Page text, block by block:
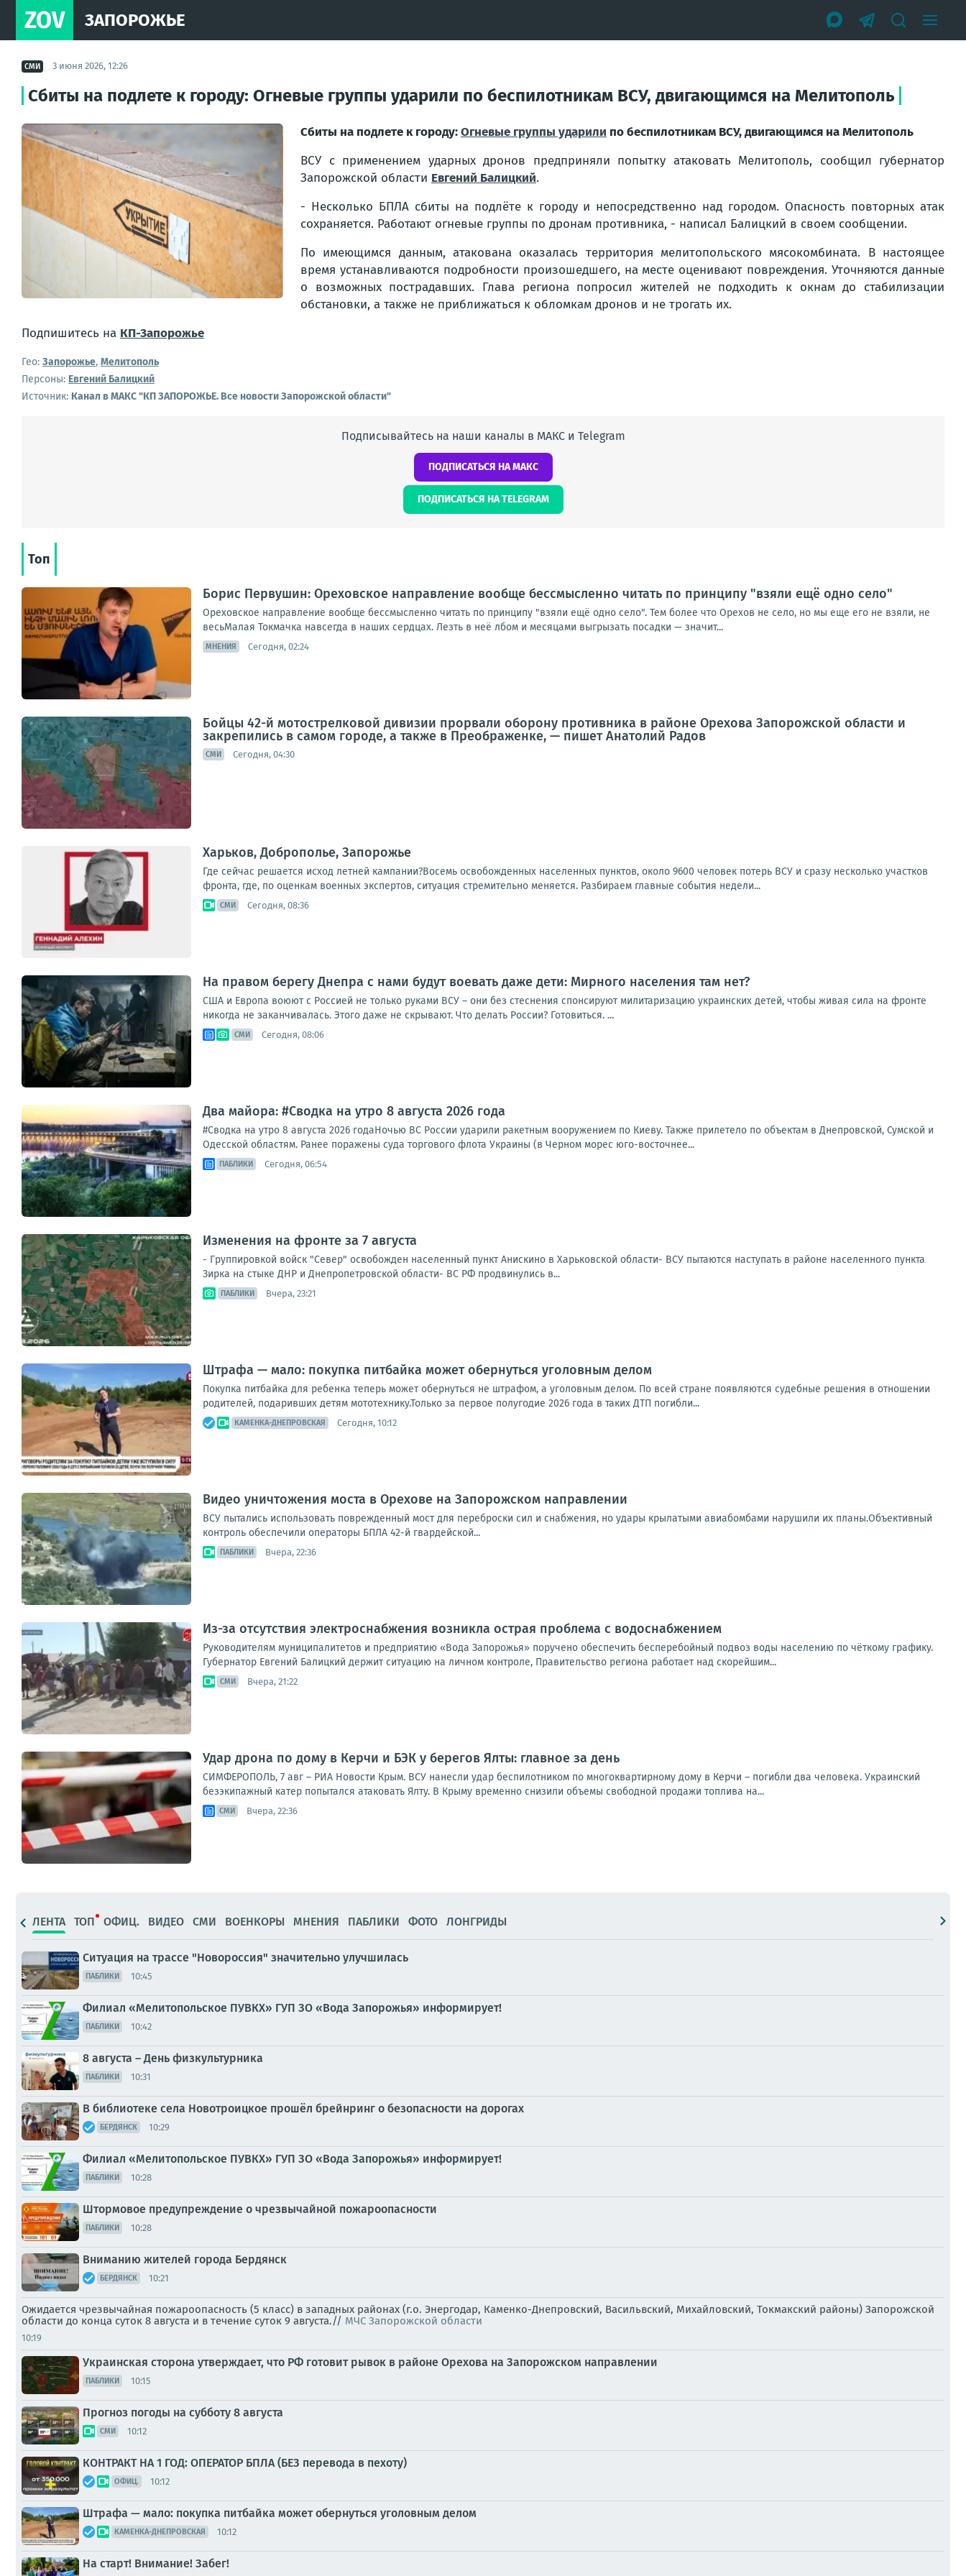
ZOV ЗАПОРОЖЬЕ
СМИ 3 июня 2026, 12:26
Сбиты на подлете к городу: Огневые группы ударили по беспилотникам ВСУ, двигающимся на Мелитополь
Сбиты на подлете к городу:Огневые группы ударили по беспилотникам ВСУ, двигающимся на Мелитополь
ВСУ с применением ударных дронов предприняли попытку атаковать Мелитополь, сообщил губернатор
Запорожской области Евгений Балицкий.
- Несколько БПЛА сбиты на подлёте к городу и непосредственно над городом. Опасность повторных атак
сохраняется. Работают огневые группы по дронам противника, - написал Балицкий в своем сообщении.
По имеющимся данным, атакована оказалась территория мелитопольского мясокомбината. В настоящее
время устанавливаются подробности произошедшего, на месте оценивают повреждения. Уточняются данные
о возможных пострадавших. Глава региона попросил жителей не подходить к окнам до стабилизации
обстановки, а также не приближаться к обломкам дронов и не трогать их.
Подпишитесь на КП-Запорожье
Гео: Запорожье, Мелитополь
Персоны: Евгений Балицкий
Источник: Канал в МАКС "КП ЗАПОРОЖЬЕ. Все новости Запорожской области"
Подписывайтесь на наши каналы в МАКС и Telegram
ПОДПИСАТЬСЯ НА МАКС
ПОДПИСАТЬСЯ НА TELEGRAM
Топ
Борис Первушин: Ореховское направление вообще бессмысленно читать по принципу "взяли ещё одно село"
Ореховское направление вообще бессмысленно читать по принципу "взяли ещё одно село". Тем более что Орехов не село, но мы еще его не взяли, не
весьМалая Токмачка навсегда в наших сердцах. Лезть в неё лбом и месяцами выгрызать посадки — значит...
МНЕНИЯ Сегодня, 02:24
Бойцы 42-й мотострелковой дивизии прорвали оборону противника в районе Орехова Запорожской области и
закрепились в самом городе, а также в Преображенке, — пишет Анатолий Радов
СМИ Сегодня, 04:30
Харьков, Доброполье, Запорожье
Где сейчас решается исход летней кампании?Восемь освобожденных населенных пунктов, около 9600 человек потерь ВСУ и сразу несколько участков
фронта, где, по оценкам военных экспертов, ситуация стремительно меняется. Разбираем главные события недели...
СМИ Сегодня, 08:36
На правом берегу Днепра с нами будут воевать даже дети: Мирного населения там нет?
США и Европа воюют с Россией не только руками ВСУ – они без стеснения спонсируют милитаризацию украинских детей, чтобы живая сила на фронте
никогда не заканчивалась. Этого даже не скрывают. Что делать России? Готовиться. ...
СМИ Сегодня, 08:06
Два майора: #Сводка на утро 8 августа 2026 года
#Сводка на утро 8 августа 2026 годаНочью ВС России ударили ракетным вооружением по Киеву. Также прилетело по объектам в Днепровской, Сумской и
Одесской областям. Ранее поражены суда торгового флота Украины (в Черном морес юго-восточнее...
ПАБЛИКИ Сегодня, 06:54
Изменения на фронте за 7 августа
- Группировкой войск "Север" освобожден населенный пункт Анискино в Харьковской области- ВСУ пытаются наступать в районе населенного пункта
Зирка на стыке ДНР и Днепропетровской области- ВС РФ продвинулись в...
ПАБЛИКИ Вчера, 23:21
Штрафа — мало: покупка питбайка может обернуться уголовным делом
Покупка питбайка для ребенка теперь может обернуться не штрафом, а уголовным делом. По всей стране появляются судебные решения в отношении
родителей, подаривших детям мототехнику.Только за первое полугодие 2026 года в таких ДТП погибли...
КАМЕНКА-ДНЕПРОВСКАЯ Сегодня, 10:12
Видео уничтожения моста в Орехове на Запорожском направлении
ВСУ пытались использовать поврежденный мост для переброски сил и снабжения, но удары крылатыми авиабомбами нарушили их планы.Объективный
контроль обеспечили операторы БПЛА 42-й гвардейской...
ПАБЛИКИ Вчера, 22:36
Из-за отсутствия электроснабжения возникла острая проблема с водоснабжением
Руководителям муниципалитетов и предприятию «Вода Запорожья» поручено обеспечить бесперебойный подвоз воды населению по чёткому графику.
Губернатор Евгений Балицкий держит ситуацию на личном контроле, Правительство региона работает над скорейшим...
СМИ Вчера, 21:22
Удар дрона по дому в Керчи и БЭК у берегов Ялты: главное за день
СИМФЕРОПОЛЬ, 7 авг – РИА Новости Крым. ВСУ нанесли удар беспилотником по многоквартирному дому в Керчи – погибли два человека. Украинский
безэкипажный катер попытался атаковать Ялту. В Крыму временно снизили объемы свободной продажи топлива на...
СМИ Вчера, 22:36
ЛЕНТА ТОП ОФИЦ. ВИДЕО СМИ ВОЕНКОРЫ МНЕНИЯ ПАБЛИКИ ФОТО ЛОНГРИДЫ
Ситуация на трассе "Новороссия" значительно улучшилась
ПАБЛИКИ 10:45
Филиал «Мелитопольское ПУВКХ» ГУП ЗО «Вода Запорожья» информирует!
ПАБЛИКИ 10:42
8 августа – День физкультурника
ПАБЛИКИ 10:31
В библиотеке села Новотроицкое прошёл брейнринг о безопасности на дорогах
БЕРДЯНСК 10:29
Филиал «Мелитопольское ПУВКХ» ГУП ЗО «Вода Запорожья» информирует!
ПАБЛИКИ 10:28
Штормовое предупреждение о чрезвычайной пожароопасности
ПАБЛИКИ 10:28
Вниманию жителей города Бердянск
БЕРДЯНСК 10:21
Ожидается чрезвычайная пожароопасность (5 класс) в западных районах (г.о. Энергодар, Каменко-Днепровский, Васильвский, Михайловский, Токмакский районы) Запорожской
области до конца суток 8 августа и в течение суток 9 августа.// МЧС Запорожской области
10:19
Украинская сторона утверждает, что РФ готовит рывок в районе Орехова на Запорожском направлении
ПАБЛИКИ 10:15
Прогноз погоды на субботу 8 августа
СМИ 10:12
КОНТРАКТ НА 1 ГОД: ОПЕРАТОР БПЛА (БЕЗ перевода в пехоту)
ОФИЦ. 10:12
Штрафа — мало: покупка питбайка может обернуться уголовным делом
КАМЕНКА-ДНЕПРОВСКАЯ 10:12
На старт! Внимание! Забег!